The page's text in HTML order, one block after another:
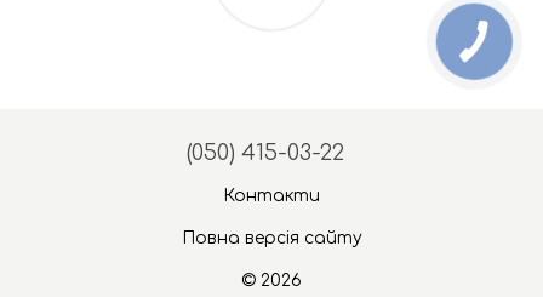
(050) 415-03-22
Контакти
Повна версія сайту
© 2026